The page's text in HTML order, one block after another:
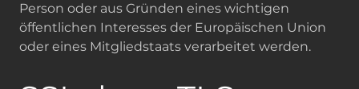
Person oder aus Gründen eines wichtigen
öffentlichen Interesses der Europäischen Union
oder eines Mitgliedstaats verarbeitet werden.